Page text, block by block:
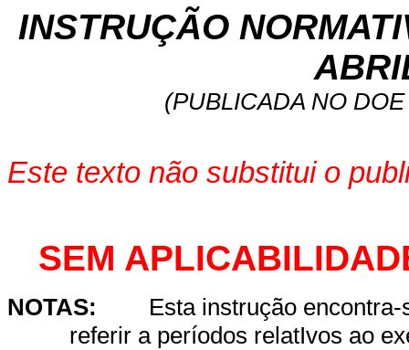
INSTRUÇÃO
(PUBLICADA NO
Este texto não substitui o
SEM
NOTAS:
Esta instrução
referir a períodos relatIvos ao